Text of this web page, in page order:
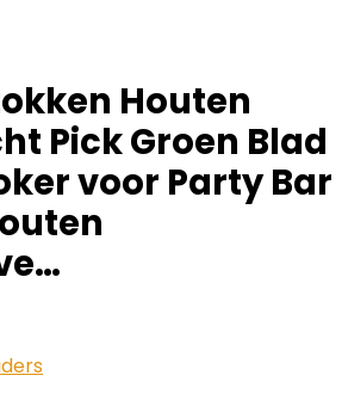
Houten
Pick Groen Blad
voor Party Bar